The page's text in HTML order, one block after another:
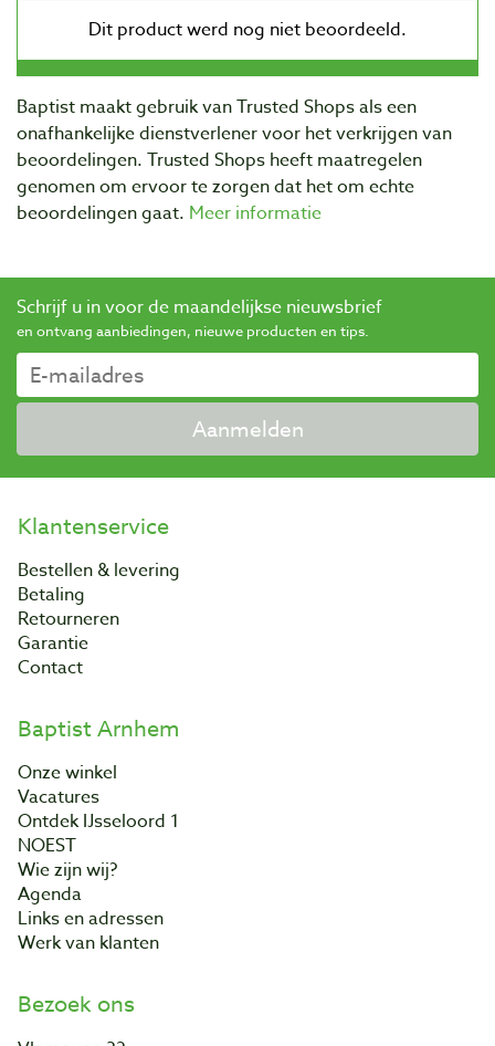
Baptist maakt gebruik van Trusted Shops als een
onafhankelijke dienstverlener voor het verkrijgen van
beoordelingen. Trusted Shops heeft maatregelen
genomen om ervoor te zorgen dat het om echte
beoordelingen gaat. Meer informatie
Schrijf u in voor de maandelijkse nieuwsbrief
en ontvang aanbiedingen, nieuwe producten en tips.
Aanmelden
Klantenservice
Bestellen & levering
Betaling
Retourneren
Garantie
Contact
Baptist Arnhem
Onze winkel
Vacatures
Ontdek IJsseloord 1
NOEST
Wie zijn wij?
Agenda
Links en adressen
Werk van klanten
Bezoek ons